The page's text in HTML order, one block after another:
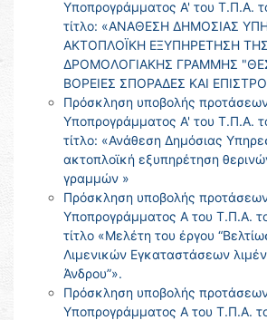
Υποπρογράμματος Α' του Τ.Π.Α.
τίτλο: «ΑΝΑΘΕΣΗ ΔΗΜΟΣΙΑΣ
ΑΚΤΟΠΛΟΪΚΗ ΕΞΥΠΗΡΕΤΗΣΗ
ΔΡΟΜΟΛΟΓΙΑΚΗΣ ΓΡΑΜΜΗΣ
ΒΟΡΕΙΕΣ ΣΠΟΡΑΔΕΣ ΚΑΙ
Πρόσκληση υποβολής προτάσεων
Υποπρογράμματος Α' του Τ.Π.Α.
τίτλο: «Ανάθεση Δημόσιας
ακτοπλοϊκή εξυπηρέτηση
γραμμών »
Πρόσκληση υποβολής προτάσεων
Υποπρογράμματος Α του Τ.Π.Α.
τίτλο «Μελέτη του έργου
Λιμενικών Εγκαταστάσεων
Άνδρου”».
Πρόσκληση υποβολής προτάσεων
Υποπρογράμματος Α του Τ.Π.Α.